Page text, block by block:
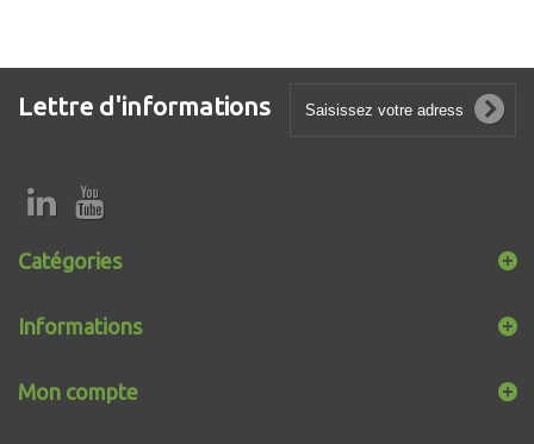
Lettre d'informations
Catégories
Informations
Mon compte